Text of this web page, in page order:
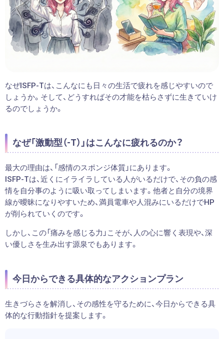
なぜISFP-Tは、こんなにも日々の生活で疲れを感じやすいので
しょうか。そして、どうすればその才能を枯らさずに生きていけ
るのでしょうか。
なぜ「激動型（-T）」はこんなに疲れるのか？
最大の理由は、「感情のスポンジ体質」にあります。
ISFP-Tは、近くにイライラしている人がいるだけで、その負の感
情を自分事のように吸い取ってしまいます。他者と自分の境界
線が曖昧になりやすいため、満員電車や人混みにいるだけでHP
が削られていくのです。
しかし、この「痛みを感じる力」こそが、人の心に響く表現や、深
い優しさを生み出す源泉でもあります。
今日からできる具体的なアクションプラン
生きづらさを解消し、その感性を守るために、今日からできる具
体的な行動指針を提案します。